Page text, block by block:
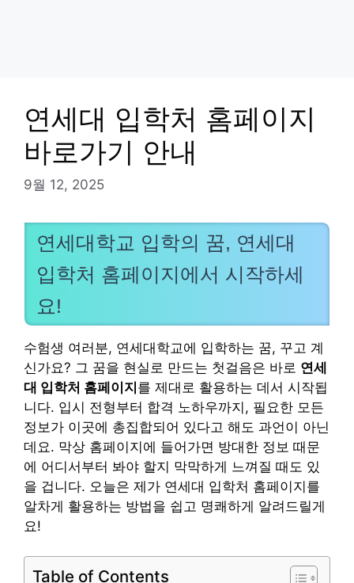
연세대 입학처 홈페이지
바로가기 안내
9월 12, 2025
연세대학교 입학의 꿈, 연세대
입학처 홈페이지에서 시작하세
요!
수험생 여러분, 연세대학교에 입학하는 꿈, 꾸고 계
신가요? 그 꿈을 현실로 만드는 첫걸음은 바로 연세
대 입학처 홈페이지를 제대로 활용하는 데서 시작됩
니다. 입시 전형부터 합격 노하우까지, 필요한 모든
정보가 이곳에 총집합되어 있다고 해도 과언이 아닌
데요. 막상 홈페이지에 들어가면 방대한 정보 때문
에 어디서부터 봐야 할지 막막하게 느껴질 때도 있
을 겁니다. 오늘은 제가 연세대 입학처 홈페이지를
알차게 활용하는 방법을 쉽고 명쾌하게 알려드릴게
요!
Table of Contents